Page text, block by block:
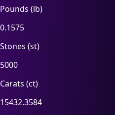
Pounds (lb)
0.1575
Stones (st)
5000
Carats (ct)
15432.3584